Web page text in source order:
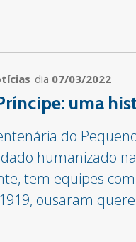
dia 07/03/2022
uma
do
humanizado
tem equipes
ousaram